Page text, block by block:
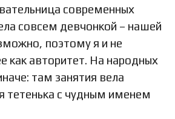
современных
совсем девчонкой – нашей
поэтому я и не
как авторитет. На народных
там занятия вела
тетенька с чудным именем